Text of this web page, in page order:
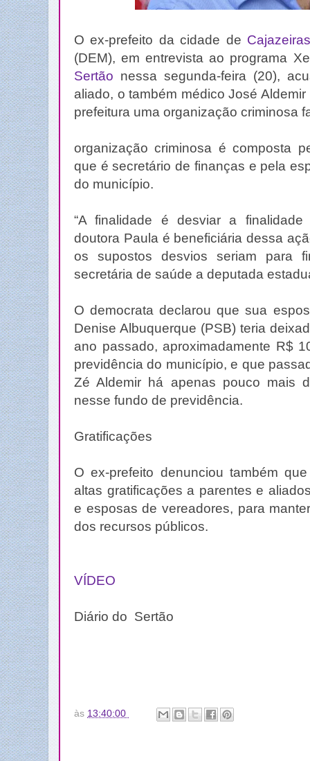
O ex-prefeito da cidade de
(DEM), em entrevista ao programa
Sertão nessa segunda-feira (20),
aliado, o também médico José
prefeitura uma organização criminosa
organização criminosa é composta
que é secretário de finanças e pela
do município.
“A finalidade é desviar a
doutora Paula é beneficiária dessa
os supostos desvios seriam para
secretária de saúde a deputada
O democrata declarou que sua
Denise Albuquerque (PSB) teria
ano passado, aproximadamente R$
previdência do município, e que
Zé Aldemir há apenas pouco mais
nesse fundo de previdência.
Gratificações
O ex-prefeito denunciou também
altas gratificações a parentes e
e esposas de vereadores, para
dos recursos públicos.
VÍDEO
Diário do Sertão
às 13:40:00